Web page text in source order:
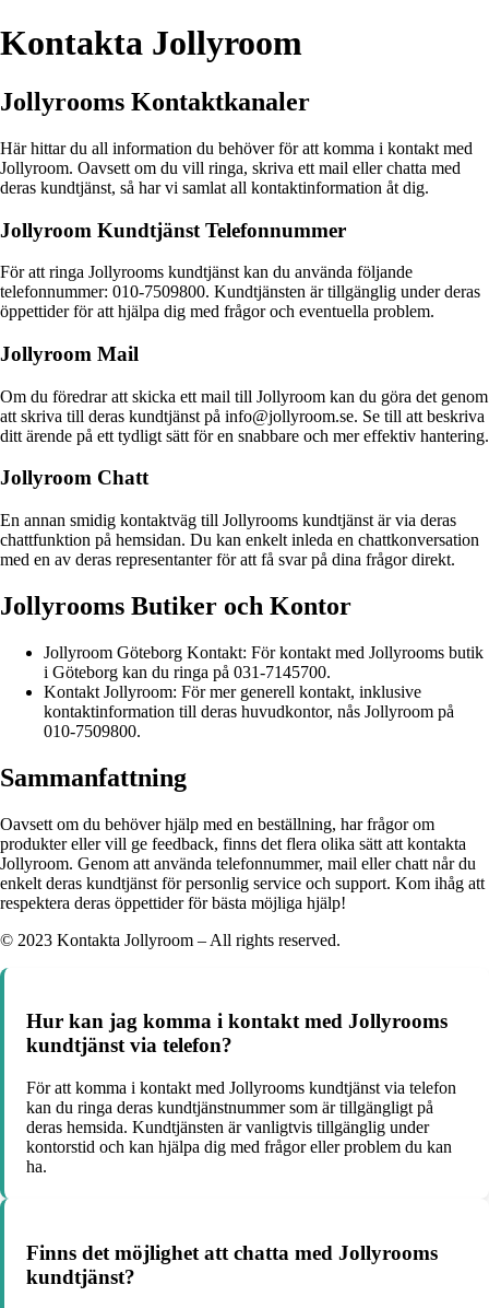
Kontakta Jollyroom
Jollyrooms Kontaktkanaler
Här hittar du all information du behöver för att komma i kontakt med
Jollyroom. Oavsett om du vill ringa, skriva ett mail eller chatta med
deras kundtjänst, så har vi samlat all kontaktinformation åt dig.
Jollyroom Kundtjänst Telefonnummer
För att ringa Jollyrooms kundtjänst kan du använda följande
telefonnummer: 010-7509800. Kundtjänsten är tillgänglig under deras
öppettider för att hjälpa dig med frågor och eventuella problem.
Jollyroom Mail
Om du föredrar att skicka ett mail till Jollyroom kan du göra det genom
att skriva till deras kundtjänst på info@jollyroom.se. Se till att beskriva
ditt ärende på ett tydligt sätt för en snabbare och mer effektiv hantering.
Jollyroom Chatt
En annan smidig kontaktväg till Jollyrooms kundtjänst är via deras
chattfunktion på hemsidan. Du kan enkelt inleda en chattkonversation
med en av deras representanter för att få svar på dina frågor direkt.
Jollyrooms Butiker och Kontor
Jollyroom Göteborg Kontakt: För kontakt med Jollyrooms butik
i Göteborg kan du ringa på 031-7145700.
Kontakt Jollyroom: För mer generell kontakt, inklusive
kontaktinformation till deras huvudkontor, nås Jollyroom på
010-7509800.
Sammanfattning
Oavsett om du behöver hjälp med en beställning, har frågor om
produkter eller vill ge feedback, finns det flera olika sätt att kontakta
Jollyroom. Genom att använda telefonnummer, mail eller chatt når du
enkelt deras kundtjänst för personlig service och support. Kom ihåg att
respektera deras öppettider för bästa möjliga hjälp!
© 2023 Kontakta Jollyroom – All rights reserved.
Hur kan jag komma i kontakt med Jollyrooms
kundtjänst via telefon?
För att komma i kontakt med Jollyrooms kundtjänst via telefon
kan du ringa deras kundtjänstnummer som är tillgängligt på
deras hemsida. Kundtjänsten är vanligtvis tillgänglig under
kontorstid och kan hjälpa dig med frågor eller problem du kan
ha.
Finns det möjlighet att chatta med Jollyrooms
kundtjänst?